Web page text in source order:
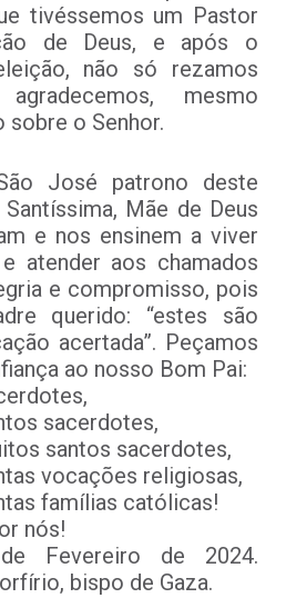
tivéssemos um Pastor
de Deus, e após o
não só rezamos
mesmo
sobre o Senhor.
José patrono deste
Mãe de Deus
e nos ensinem a viver
atender aos chamados
e compromisso, pois
querido: “estes são
acertada”. Peçamos
ao nosso Bom Pai:
sacerdotes,
santos sacerdotes,
vocações religiosas,
famílias católicas!
nós!
Fevereiro de 2024.
bispo de Gaza.